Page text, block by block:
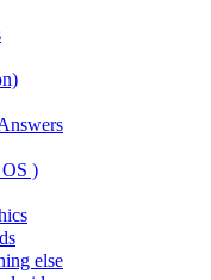
)
else